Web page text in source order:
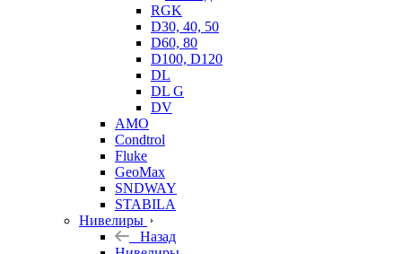
RGK
D30, 40, 50
D60, 80
D100, D120
DL
DL G
DV
AMO
Condtrol
Fluke
GeoMax
SNDWAY
STABILA
Нивелиры
Назад